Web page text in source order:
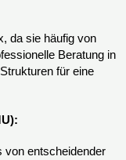
da sie häufig von
Beratung in
für eine
von entscheidender